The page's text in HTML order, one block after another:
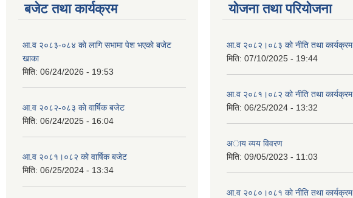
बजेट तथा कार्यक्रम
आ.व २०८३-०८४ काे लागि सभामा पेश भएकाे बजेट
खाका
मिति: 06/24/2026 - 19:53
आ.व २०८२-०८३ काे वार्षिक बजेट
मिति: 06/24/2025 - 16:04
आ.व २०८१।०८२ काे वार्षिक बजेट
मिति: 06/25/2024 - 13:34
योजना तथा परियोजना
आ.व २०८२।०८३ काे नीति तथा कार्यक्रम
मिति: 07/10/2025 - 19:44
आ.व २०८१।०८२ काे नीति तथा कार्यक्रम
मिति: 06/25/2024 - 13:32
अाय व्यय विवरण
मिति: 09/05/2023 - 11:03
आ.व २०८०।०८१ काे नीति तथा कार्यक्रम